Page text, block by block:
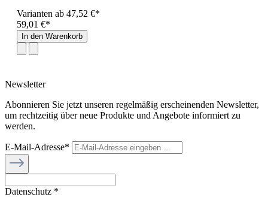
Varianten ab 47,52 €*
59,01 €*
In den Warenkorb
Newsletter
Abonnieren Sie jetzt unseren regelmäßig erscheinenden Newsletter,
um rechtzeitig über neue Produkte und Angebote informiert zu
werden.
E-Mail-Adresse*
Datenschutz *